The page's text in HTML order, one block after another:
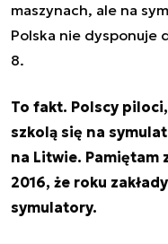
maszynach, ale na
Polska nie dysponuje
8.
To fakt. Polscy
szkolą się na
na Litwie. Pamiętam
2016, że roku
symulatory.